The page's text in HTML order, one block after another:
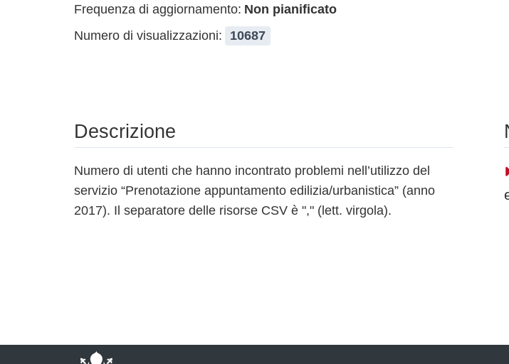
Frequenza di aggiornamento: Non pianificato
Numero di visualizzazioni:
10687
Descrizione
Numero di utenti che hanno incontrato problemi nell’utilizzo del
servizio “Prenotazione appuntamento edilizia/urbanistica” (anno
2017). Il separatore delle risorse CSV è "," (lett. virgola).